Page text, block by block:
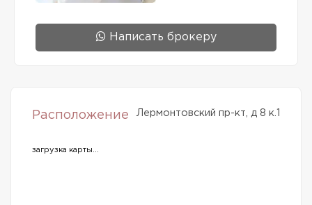
Написать брокеру
Расположение Лермонтовский пр-кт, д 8 к.1
загрузка карты...